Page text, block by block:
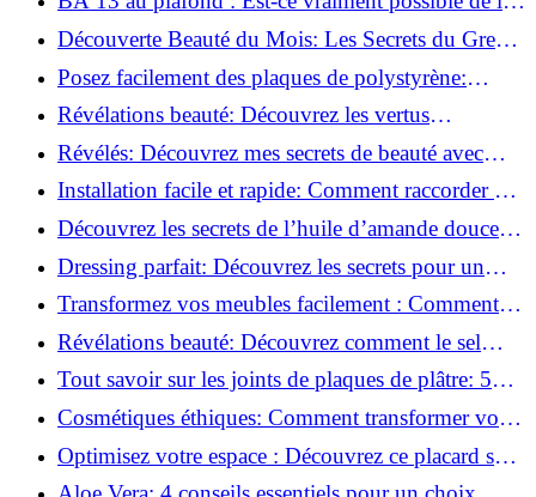
coller ?
Découverte Beauté du Mois: Les Secrets du Green
Glamour !
Posez facilement des plaques de polystyrène:
Transformez votre plafond sans effort !
Révélations beauté: Découvrez les vertus
insoupçonnées de l'huile de coco!
Révélés: Découvrez mes secrets de beauté avec
l'huile de ricin!
Installation facile et rapide: Comment raccorder un
luminaire au plafond!
Découvrez les secrets de l’huile d’amande douce :
Pourquoi vous devez l'adopter!
Dressing parfait: Découvrez les secrets pour un
rangement optimal!
Transformez vos meubles facilement : Comment
installer des roulettes en un clin d'œil !
Révélations beauté: Découvrez comment le sel
transforme votre routine!
Tout savoir sur les joints de plaques de plâtre: 5
questions clés pour comprendre les fissures!
Cosmétiques éthiques: Comment transformer votre
routine beauté!
Optimisez votre espace : Découvrez ce placard sous
rampant à portes coulissantes!